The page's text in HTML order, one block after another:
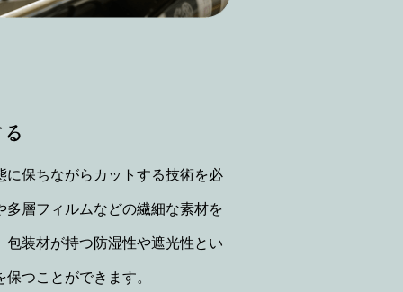
保ちながらカットする技術を必
層フィルムなどの繊細な素材を
装材が持つ防湿性や遮光性とい
つことができます。